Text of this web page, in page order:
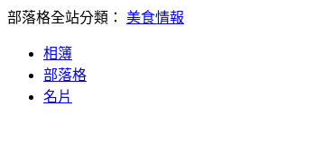
部落格全站分類： 美食情報
相簿
部落格
名片